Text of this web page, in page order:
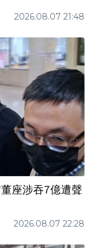
2026.08.07 21:48
座涉吞7億遭聲
2026.08.07 22:28